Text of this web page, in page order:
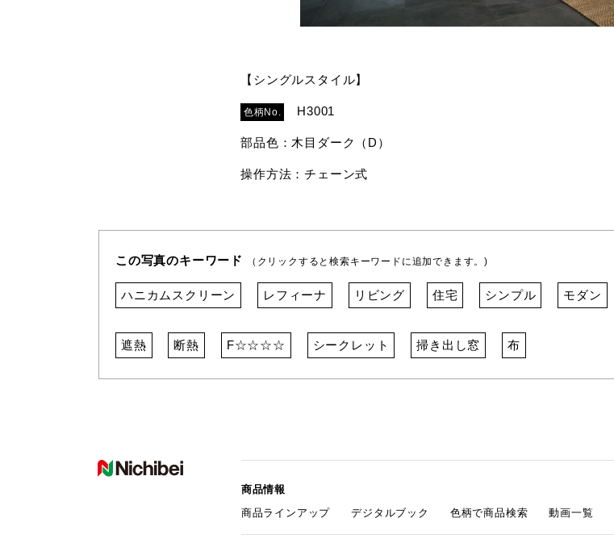
【シングルスタイル】
色柄No. H3001
部品色：木目ダーク（D）
操作方法：チェーン式
この写真のキーワード （クリックすると検索キーワードに追加できます。)
ハニカムスクリーン レフィーナ リビング 住宅 シンプル モダン
遮熱 断熱 F☆☆☆☆ シークレット 掃き出し窓 布
商品情報
商品ラインアップ
デジタルブック 色柄で商品検索 動画一覧